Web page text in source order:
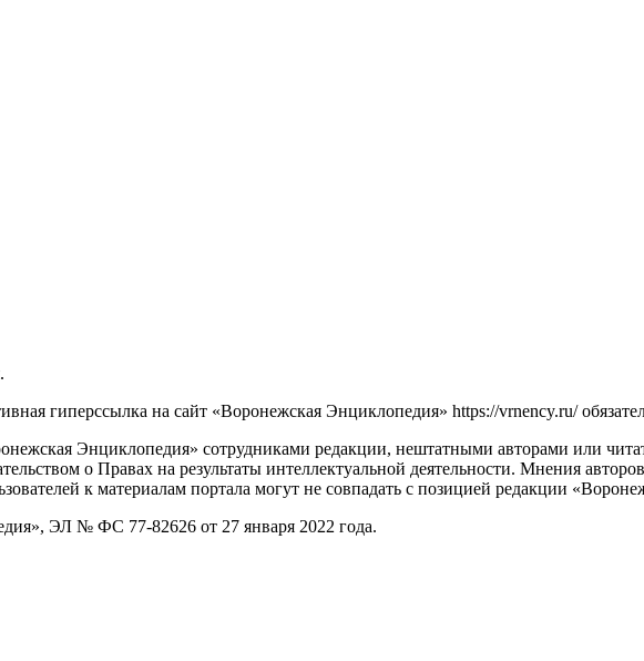
гиперссылка на сайт «Воронежская Энциклопедия» https://vrnency.ru/
Энциклопедия» сотрудниками редакции, нештатными авторами или
о Правах на результаты интеллектуальной деятельности. Мнения
к материалам портала могут не совпадать с позицией редакции
ЭЛ № ФС 77-82626 от 27 января 2022 года.